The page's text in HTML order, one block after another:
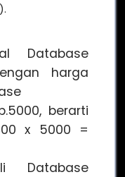
Database
harga
berarti
x 5000 =
Database